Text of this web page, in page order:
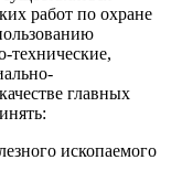
работ по охране
технические,
главных
ископаемого